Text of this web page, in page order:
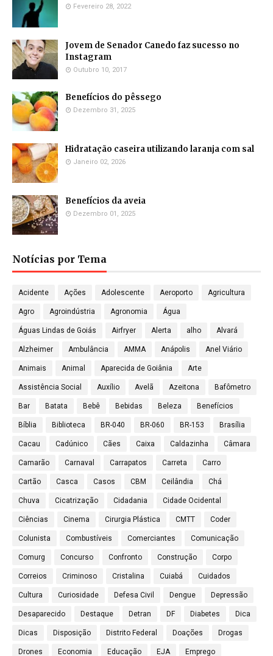
Fevereiro 28, 2022
Jovem de Senador Canedo faz sucesso no
Instagram
Outubro 10, 2017
Benefícios do pêssego
Dezembro 31, 2025
Hidratação caseira utilizando laranja com sal
Janeiro 02, 2026
Benefícios da aveia
Dezembro 01, 2025
Notícias por Tema
Acidente Ações Adolescente Aeroporto Agricultura
Agro Agroindústria Agronomia Água
Águas Lindas de Goiás Airfryer Alerta alho Alvará
Alzheimer Ambulância AMMA Anápolis Anel Viário
Animais Animal Aparecida de Goiânia Arte
Assistência Social Auxílio Avelã Azeitona Bafômetro
Bar Batata Bebê Bebidas Beleza Benefícios
Bíblia Biblioteca BR-040 BR-060 BR-153 Brasília
Cacau Cadúnico Cães Caixa Caldazinha Câmara
Camarão Carnaval Carrapatos Carreta Carro
Cartão Casca Casos CBM Ceilândia Chá
Chuva Cicatrização Cidadania Cidade Ocidental
Ciências Cinema Cirurgia Plástica CMTT Coder
Colunista Combustíveis Comerciantes Comunicação
Comurg Concurso Confronto Construção Corpo
Correios Criminoso Cristalina Cuiabá Cuidados
Cultura Curiosidade Defesa Civil Dengue Depressão
Desaparecido Destaque Detran DF Diabetes Dica
Dicas Disposição Distrito Federal Doações Drogas
Drones Economia Educação EJA Emprego